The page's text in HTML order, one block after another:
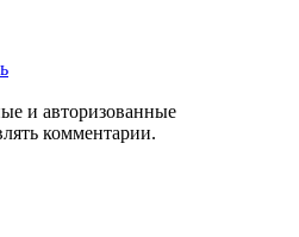
и авторизованные
комментарии.